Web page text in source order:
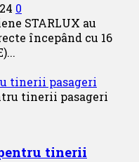
0
STARLUX au
începând cu 16
tinerii pasageri
tinerii